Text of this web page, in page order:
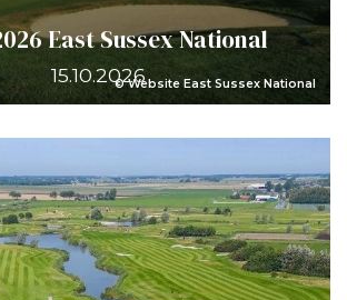
© Website East Sussex National
East Sussex National
15.10.2026